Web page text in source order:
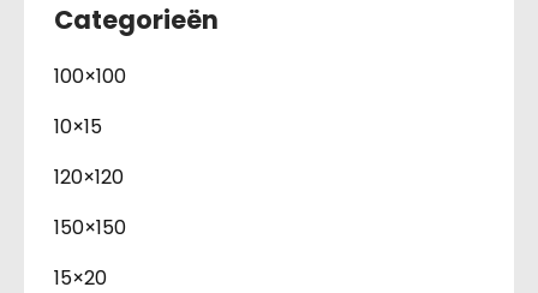
Categorieën
100×100
10×15
120×120
150×150
15×20